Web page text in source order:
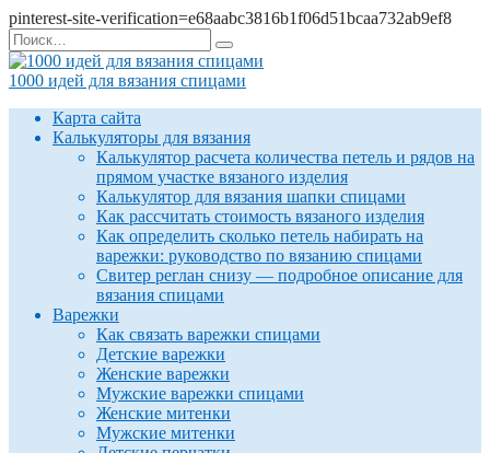
pinterest-site-verification=e68aabc3816b1f06d51bcaa732ab9ef8
Перейти
к
содержанию
Search
for:
1000 идей для вязания спицами
Карта сайта
Калькуляторы для вязания
Калькулятор расчета количества петель и рядов на
прямом участке вязаного изделия
Калькулятор для вязания шапки спицами
Как рассчитать стоимость вязаного изделия
Как определить сколько петель набирать на
варежки: руководство по вязанию спицами
Свитер реглан снизу — подробное описание для
вязания спицами
Варежки
Как связать варежки спицами
Детские варежки
Женские варежки
Мужские варежки спицами
Женские митенки
Мужские митенки